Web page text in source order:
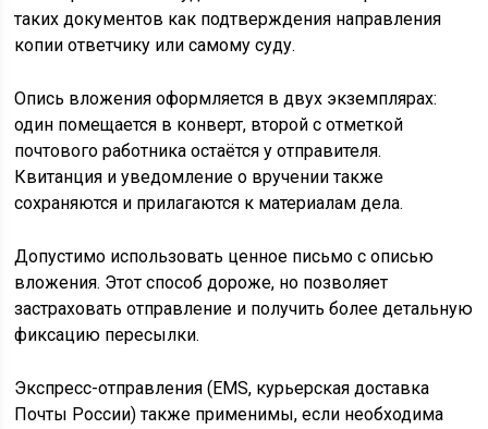
таких документов как подтверждения направления
копии ответчику или самому суду.
Опись вложения оформляется в двух экземплярах:
один помещается в конверт, второй с отметкой
почтового работника остаётся у отправителя.
Квитанция и уведомление о вручении также
сохраняются и прилагаются к материалам дела.
Допустимо использовать ценное письмо с описью
вложения. Этот способ дороже, но позволяет
застраховать отправление и получить более детальную
фиксацию пересылки.
Экспресс-отправления (EMS, курьерская доставка
Почты России) также применимы, если необходима